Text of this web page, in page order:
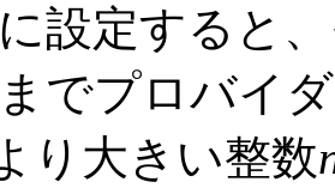
設定すると
でプロバイ
り大きい整数